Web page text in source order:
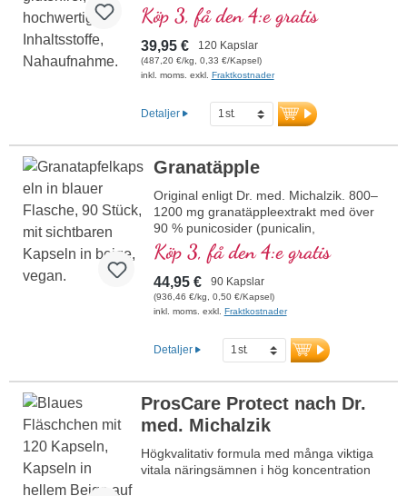
Köp 3, få den 4:e gratis
39,95 € 120 Kapslar
(487,20 €/kg, 0,33 €/Kapsel)
inkl. moms. exkl. Fraktkostnader
Detaljer
Granatäpple
Original enligt Dr. med. Michalzik. 800–
1200 mg granatäppleextrakt med över
90 % punicosider (punicalin,
punicalagin, ellagsyra). Skonsamt
extraherat. Sedan över 20 år beprövat
och etablerat på marknaden,
producerat i Tyskland i egna
produktionsanläggningar. Kontrollerat
är fri från aluminium, inga tillsatsämnen,
även fri från tillsatser som inte behöver
Utvecklat av läkare.
Köp 3, få den 4:e gratis
44,95 € 90 Kapslar
(936,46 €/kg, 0,50 €/Kapsel)
inkl. moms. exkl. Fraktkostnader
Detaljer
ProsCare Protect nach Dr.
med. Michalzik
Högkvalitativ formula med många viktiga
vitala näringsämnen i hög koncentration